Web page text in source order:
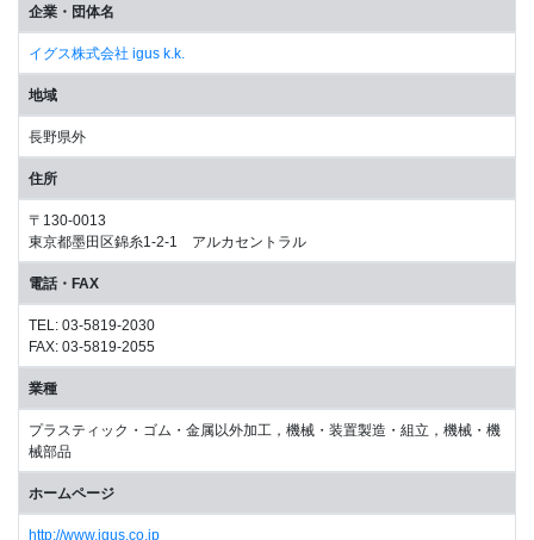
企業・団体名
イグス株式会社 igus k.k.
地域
長野県外
住所
〒130-0013
東京都墨田区錦糸1-2-1 アルカセントラル
電話・FAX
TEL: 03-5819-2030
FAX: 03-5819-2055
業種
プラスティック・ゴム・金属以外加工，機械・装置製造・組立，機械・機
械部品
ホームページ
http://www.igus.co.jp